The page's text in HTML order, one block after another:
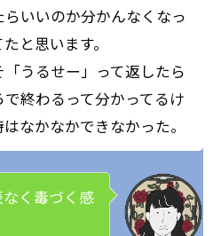
らいいのか分かんなくなっ
と思います。
うるせー」って返したら
で終わるって分かってるけ
なかなかできなかった。
く毒づく感